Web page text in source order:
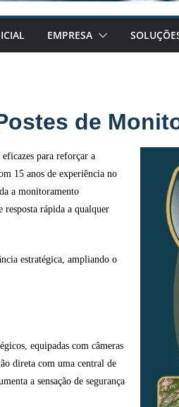
EMPRESA
de
eficazes para reforçar a
15 anos de experiência no
a monitoramento
resposta rápida a qualquer
estratégica, ampliando o
equipadas com câmeras
direta com uma central de
a sensação de segurança